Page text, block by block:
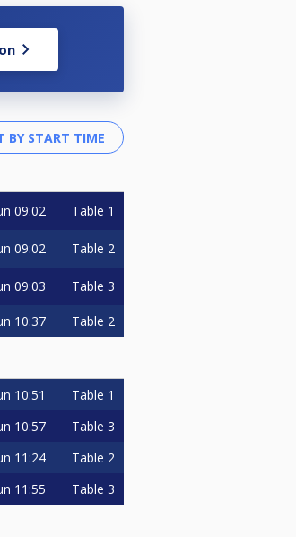
09:02 Table 1
09:02 Table 2
09:03 Table 3
10:37 Table 2
10:51 Table 1
10:57 Table 3
11:24 Table 2
11:55 Table 3